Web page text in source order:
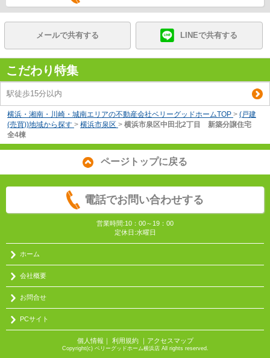
メールで共有する LINEで共有する
こだわり特集
駅徒歩15分以内
横浜・湘南・川崎・城南エリアの不動産会社ベリーグッドホームTOP > (戸建
(売買))地域から探す > 横浜市泉区 > 横浜市泉区中田北2丁目 新築分譲住宅
全4棟
ページトップに戻る
電話でお問い合わせする
営業時間:10：00～19：00
定休日:水曜日
ホーム
会社概要
お問合せ
PCサイト
個人情報 ｜ 利用規約｜ アクセスマップ
Copyright(c) ベリーグッドホーム横浜店 All rights reserved.